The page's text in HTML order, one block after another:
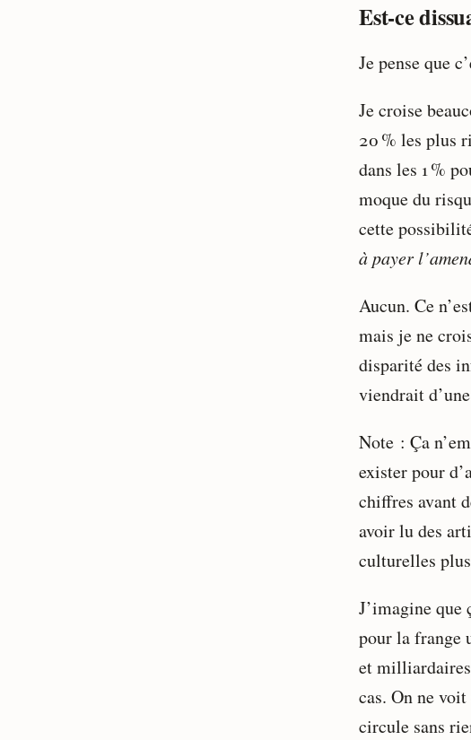
Est-ce
Je pense que
Je croise
20 % les plus
dans les 1 %
moque du
cette
à payer
Aucun. Ce
mais je ne
disparité des
viendrait
Note : Ça
exister pour
chiffres avant
avoir lu des
culturelles
J’imagine que
pour la
et
cas. On ne
circule sans